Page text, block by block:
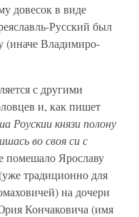
довесок в виде
Русский был
(иначе Владимиро-
с другими
и, как пишет
Роускии князи полону
во своя си с
помешало Ярославу
традиционно для
на дочери
Кончаковича (имя